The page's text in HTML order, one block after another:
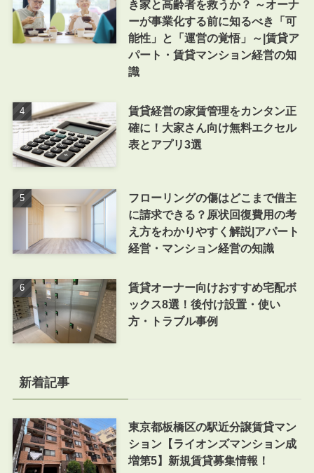
き家と高齢者を救うか？ ～オーナ
ーが事業化する前に知るべき「可
能性」と「運営の覚悟」～|賃貸ア
パート・賃貸マンション経営の知
識
賃貸経営の家賃管理をカンタン正
確に！大家さん向け無料エクセル
表とアプリ3選
フローリングの傷はどこまで借主
に請求できる？原状回復費用の考
え方をわかりやすく解説|アパート
経営・マンション経営の知識
賃貸オーナー向けおすすめ宅配ボ
ックス8選！後付け設置・使い
方・トラブル事例
新着記事
東京都板橋区の駅近分譲賃貸マン
ション【ライオンズマンション成
増第5】新規賃貸募集情報！